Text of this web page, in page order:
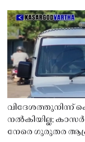
വിദേശത്തുനിന്ന്
നൽകിയില്ല;
നേരെ ഗുരുതര